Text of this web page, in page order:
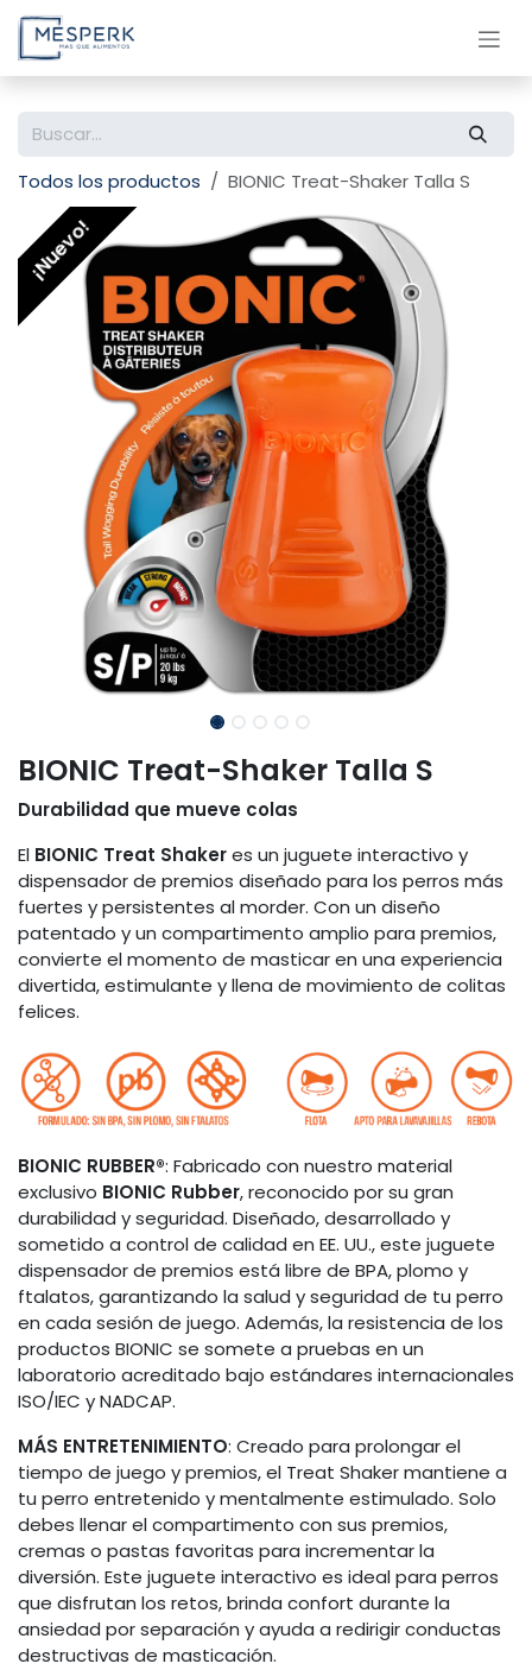
Ir al contenido
Todos los productos BIONIC Treat-Shaker Talla S
¡Nuevo!
BIONIC Treat-Shaker Talla S
Durabilidad que mueve colas
El BIONIC Treat Shakeres un juguete interactivo y
dispensador de premios diseñado para los perros más
fuertes y persistentes al morder. Con un diseño
patentado y un compartimento amplio para premios,
convierte el momento de masticar en una experiencia
divertida, estimulante y llena de movimiento de colitas
felices.
BIONIC RUBBER®: Fabricado con nuestro material
exclusivo BIONIC Rubber, reconocido por su gran
durabilidad y seguridad. Diseñado, desarrollado y
sometido a control de calidad en EE. UU., este juguete
dispensador de premios está libre de BPA, plomo y
ftalatos, garantizando la salud y seguridad de tu perro
en cada sesión de juego. Además, la resistencia de los
productos BIONIC se somete a pruebas en un
laboratorio acreditado bajo estándares internacionales
ISO/IEC y NADCAP.
MÁS ENTRETENIMIENTO: Creado para prolongar el
tiempo de juego y premios, el Treat Shaker mantiene a
tu perro entretenido y mentalmente estimulado. Solo
debes llenar el compartimento con sus premios,
cremas o pastas favoritas para incrementar la
diversión. Este juguete interactivo es ideal para perros
que disfrutan los retos, brinda confort durante la
ansiedad por separación y ayuda a redirigir conductas
destructivas de masticación.